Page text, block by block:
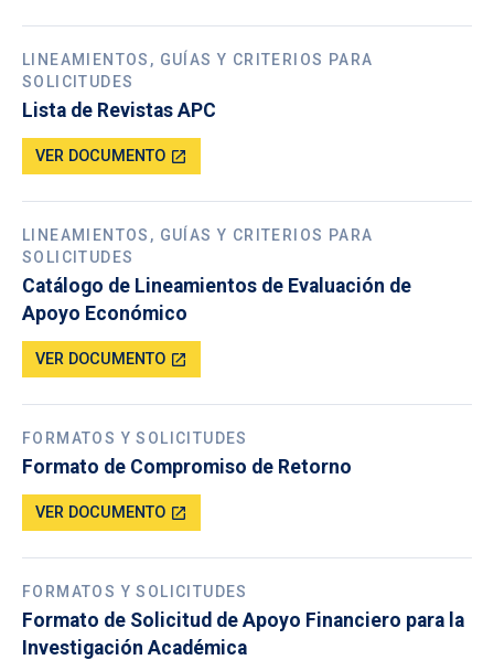
LINEAMIENTOS, GUÍAS Y CRITERIOS PARA
SOLICITUDES
Lista de Revistas APC
VER DOCUMENTO open_in_new
LINEAMIENTOS, GUÍAS Y CRITERIOS PARA
SOLICITUDES
Catálogo de Lineamientos de Evaluación de
Apoyo Económico
VER DOCUMENTO open_in_new
FORMATOS Y SOLICITUDES
Formato de Compromiso de Retorno
VER DOCUMENTO open_in_new
FORMATOS Y SOLICITUDES
Formato de Solicitud de Apoyo Financiero para la
Investigación Académica